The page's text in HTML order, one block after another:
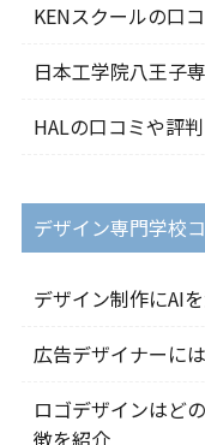
KENスクールの口
日本工学院八王子
HALの口コミや評判
デザイン専門学校
デザイン制作にAI
広告デザイナーに
ロゴデザインはど
徴を紹介